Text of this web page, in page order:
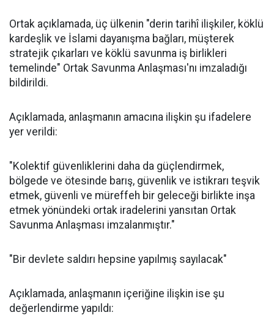
Ortak açıklamada, üç ülkenin "derin tarihî ilişkiler, köklü
kardeşlik ve İslami dayanışma bağları, müşterek
stratejik çıkarları ve köklü savunma iş birlikleri
temelinde" Ortak Savunma Anlaşması'nı imzaladığı
bildirildi.
Açıklamada, anlaşmanın amacına ilişkin şu ifadelere
yer verildi:
"Kolektif güvenliklerini daha da güçlendirmek,
bölgede ve ötesinde barış, güvenlik ve istikrarı teşvik
etmek, güvenli ve müreffeh bir geleceği birlikte inşa
etmek yönündeki ortak iradelerini yansıtan Ortak
Savunma Anlaşması imzalanmıştır."
"Bir devlete saldırı hepsine yapılmış sayılacak"
Açıklamada, anlaşmanın içeriğine ilişkin ise şu
değerlendirme yapıldı: